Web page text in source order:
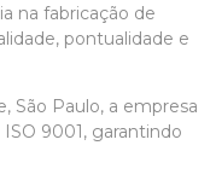
na fabricação de
pontualidade e
São Paulo, a empresa
9001, garantindo